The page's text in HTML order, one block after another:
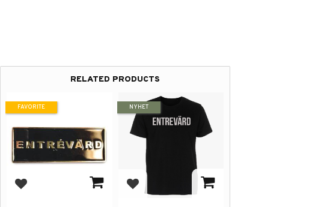
RELATED PRODUCTS
Add to favorites
FAVORITE
Add to favorites
NYHET